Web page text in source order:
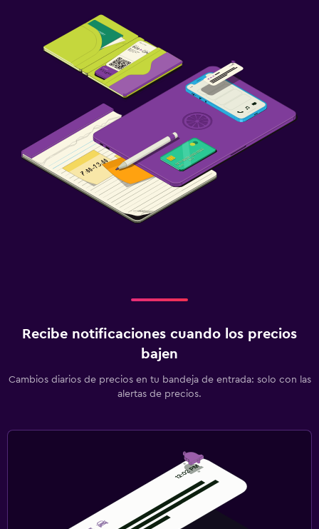
Recibe notificaciones cuando los precios
bajen
Cambios diarios de precios en tu bandeja de entrada: solo con las
alertas de precios.